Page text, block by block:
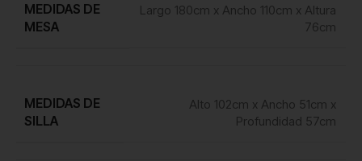
MEDIDAS DE
MESA
Largo 180cm x Ancho 110cm x Altura
76cm
MEDIDAS DE
SILLA
Alto 102cm x Ancho 51cm x
Profundidad 57cm